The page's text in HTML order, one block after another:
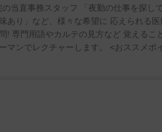
の当直事務スタッフ 「夜勤の仕事を探し
あり」など、様々な希望に 応えられる医
! 専門用語やカルテの見方など 覚えるこ
マンでレクチャーします。 <おススメポ